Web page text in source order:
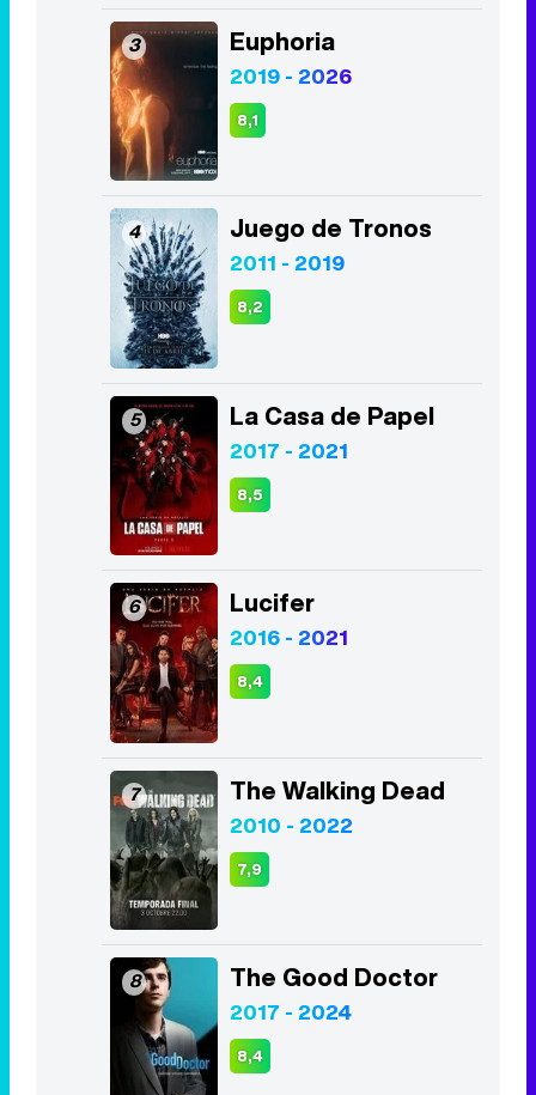
3 Euphoria
2019 - 2026
8,1
4 Juego de Tronos
2011 - 2019
8,2
5 La Casa de Papel
2017 - 2021
8,5
6 Lucifer
2016 - 2021
8,4
7 The Walking Dead
2010 - 2022
7,9
8 The Good Doctor
2017 - 2024
8,4